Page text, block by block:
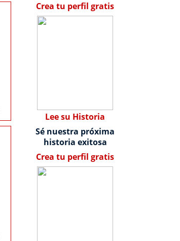
Crea tu perfil gratis
Lee su Historia
Sé nuestra próxima
historia exitosa
Crea tu perfil gratis